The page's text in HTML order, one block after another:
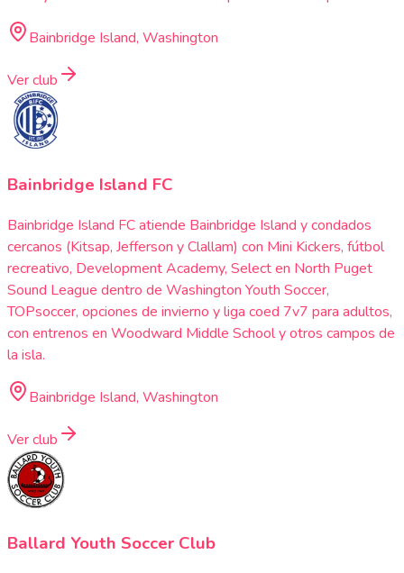
Bainbridge Island, Washington
Ver club
Bainbridge Island FC
Bainbridge Island FC atiende Bainbridge Island y condados
cercanos (Kitsap, Jefferson y Clallam) con Mini Kickers, fútbol
recreativo, Development Academy, Select en North Puget
Sound League dentro de Washington Youth Soccer,
TOPsoccer, opciones de invierno y liga coed 7v7 para adultos,
con entrenos en Woodward Middle School y otros campos de
la isla.
Bainbridge Island, Washington
Ver club
Ballard Youth Soccer Club